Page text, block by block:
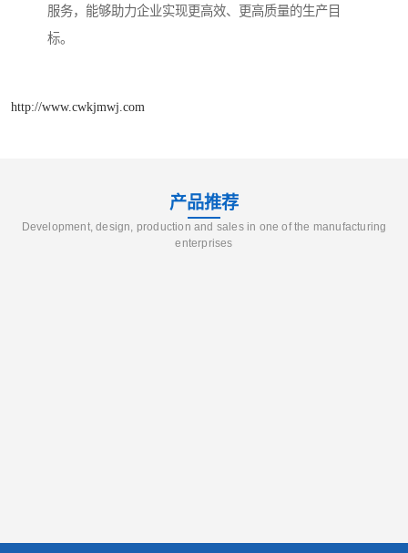
服务，能够助力企业实现更高效、更高质量的生产目
标。
http://www.cwkjmwj.com
产品推荐
Development, design, production and sales in one of the manufacturing
enterprises